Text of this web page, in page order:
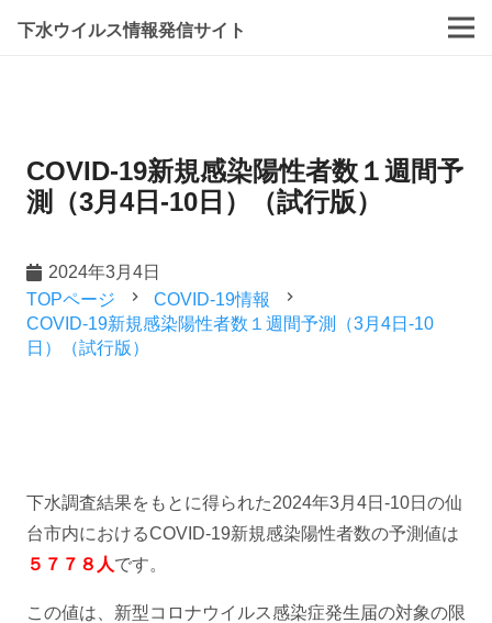
下水ウイルス情報発信サイト
COVID-19新規感染陽性者数１週間予
測（3月4日-10日）（試行版）
2024年3月4日
TOPページ
navigate_next COVID-19情報 navigate_next
COVID-19新規感染陽性者数１週間予測（3月4日-10
日）（試行版）
下水調査結果をもとに得られた2024年3月4日-10日の仙
台市内におけるCOVID-19新規感染陽性者数の予測値は
５７７８人です。
この値は、新型コロナウイルス感染症発生届の対象の限